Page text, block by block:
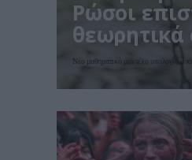
Ρώσοι
θεωρητικά
Νέο μαθηματικό μοντέλο υπολογίζει